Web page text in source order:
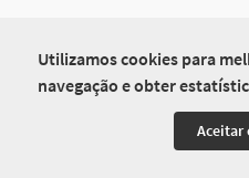
Utilizamos cookies para
navegação e obter
Aceitar